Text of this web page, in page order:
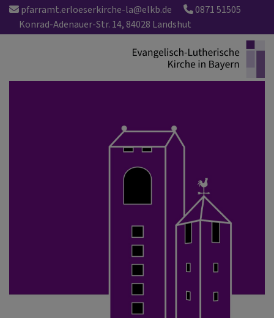
Direkt
Inhalt
pfarramt.erloeserkirche-la@elkb.de
0871 51505
Konrad-Adenauer-Str. 14, 84028 Landshut